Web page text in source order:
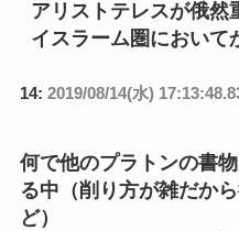
アリストテレスが俄然
イスラーム圏において
14: 2019/08/14(水)
何で他のプラトンの書
る中（削り方が雑だか
ど）